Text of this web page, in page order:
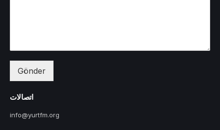
Gönder
اتصالات
info@yurtfm.org